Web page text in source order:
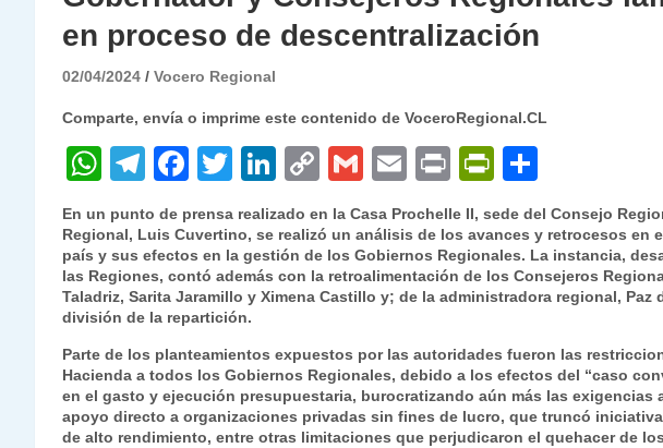
en proceso de descentralización
02/04/2024 Vocero Regional
Comparte, envía o imprime este contenido de VoceroRegional.CL
W
at
s
A
p
p
T
el
e
gr
a
m
F
c
e
b
o
k
T
itt
er
Li
n
k
e
dI
C
o
p
y
Li
k
G
m
ai
l
E
m
ai
l
P
ri
nt
P
ri
nt
Fr
ie
n
dl
y
o
m
p
ar
tir
En un punto de prensa realizado en la Casa Prochelle II, sede del Consejo
Regional, Luis Cuvertino, se realizó un análisis de los avances y retrocesos en
país y sus efectos en la gestión de los Gobiernos Regionales. La instancia,
las Regiones, contó además con la retroalimentación de los Consejeros
Taladriz, Sarita Jaramillo y Ximena Castillo y; de la administradora regional, Paz
división de la repartición.
Parte de los planteamientos expuestos por las autoridades fueron las
Hacienda a todos los Gobiernos Regionales, debido a los efectos del “caso
en el gasto y ejecución presupuestaria, burocratizando aún más las
apoyo directo a organizaciones privadas sin fines de lucro, que truncó
de alto rendimiento, entre otras limitaciones que perjudicaron el quehacer de